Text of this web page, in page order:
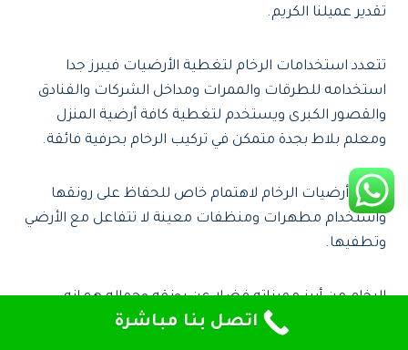
تقدير عميلنا الكريم.
تتعدد استخدامات الرخام لتغطية الأرضيات فيبرز جدا
استخدامه للطرقات والممرات ومداخل الشركات والفنادق
والقصور الكبرى ويستخدم لتغطية كافة أرضية المنزل
ومعلم بلاط بجدة متمكن في تركيب الرخام بحرفية فائقة.
تحتاج أرضيات الرخام لاهتمام خاص للحفاظ على رونقها
واستخدام مطهرات ومنظفات معينة لا تتفاعل مع الأرضي
وتطفيها.
الرخام من أبرز مميزاته فضلا عن رونقه وجماله هو انه
مقاوم للحرارة والرطوبة.اتصل بنا مباشرة